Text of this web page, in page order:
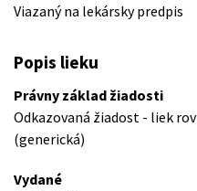
Viazaný na lekársky predpis
Popis lieku
Právny základ žiadosti
Odkazovaná žiadost - liek
(generická)
Vydané